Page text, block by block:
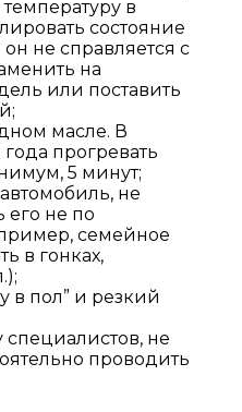
в
состояние
не справляется с
на
или поставить
масле. В
прогревать
5 минут;
не
его не по
семейное
в гонках,
в пол” и резкий
специалистов, не
проводить